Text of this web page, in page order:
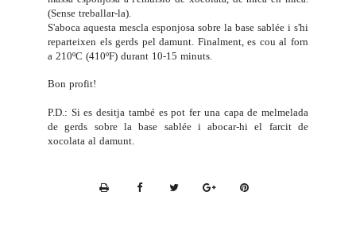
(Sense treballar-la).
S'aboca aquesta mescla esponjosa sobre la base sablée i s'hi
reparteixen els gerds pel damunt. Finalment, es cou al forn
a 210ºC (410ºF) durant 10-15 minuts.
Bon profit!
P.D.: Si es desitja també es pot fer una capa de melmelada
de gerds sobre la base sablée i abocar-hi el farcit de
xocolata al damunt.